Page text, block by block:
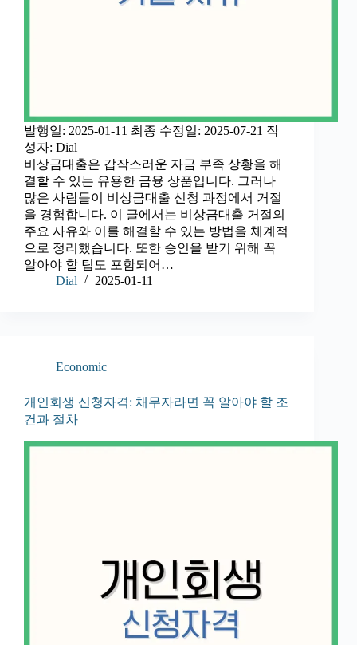
발행일: 2025-01-11 최종 수정일: 2025-07-21 작
성자: Dial
비상금대출은 갑작스러운 자금 부족 상황을 해
결할 수 있는 유용한 금융 상품입니다. 그러나
많은 사람들이 비상금대출 신청 과정에서 거절
을 경험합니다. 이 글에서는 비상금대출 거절의
주요 사유와 이를 해결할 수 있는 방법을 체계적
으로 정리했습니다. 또한 승인을 받기 위해 꼭
알아야 할 팁도 포함되어…
Dial
2025-01-11
Economic
개인회생 신청자격: 채무자라면 꼭 알아야 할 조
건과 절차